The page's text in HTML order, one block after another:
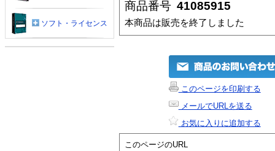
商品番号 41085915
本商品は販売を終了しました
このページを印刷する
メールでURLを送る
お気に入りに追加する
このページのURL
ソフト・ライセンス